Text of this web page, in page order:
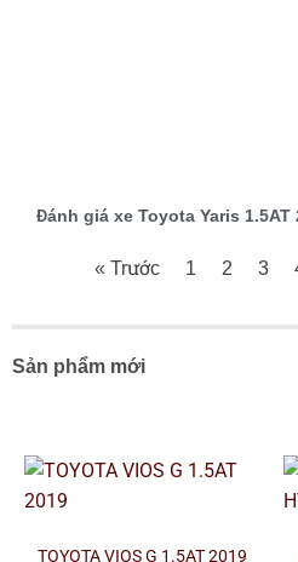
Đánh giá xe Toyota Yaris 1.5AT
« Trước 1 2 3
Sản phẩm mới
TOYOTA VIOS G 1.5AT 2019